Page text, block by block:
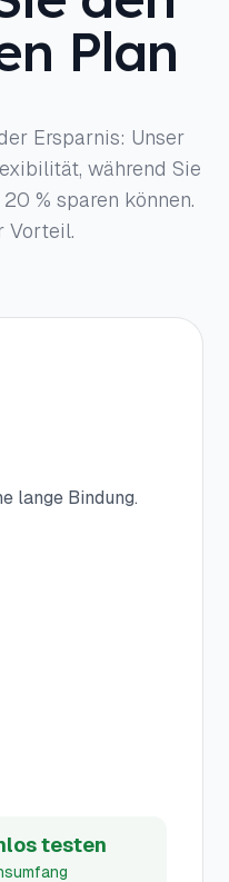
Plan
Ersparnis: Unser
während Sie
% sparen können.
Vorteil.
lange Bindung.
testen